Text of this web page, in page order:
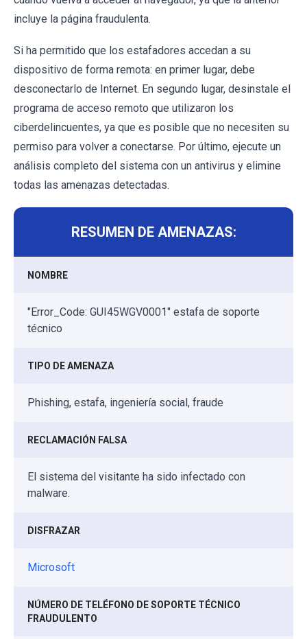
incluye la página fraudulenta.
Si ha permitido que los estafadores accedan a su
dispositivo de forma remota: en primer lugar, debe
desconectarlo de Internet. En segundo lugar, desinstale el
programa de acceso remoto que utilizaron los
ciberdelincuentes, ya que es posible que no necesiten su
permiso para volver a conectarse. Por último, ejecute un
análisis completo del sistema con un antivirus y elimine
todas las amenazas detectadas.
RESUMEN DE AMENAZAS:
NOMBRE
"Error_Code: GUI45WGV0001" estafa de soporte
técnico
TIPO DE AMENAZA
Phishing, estafa, ingeniería social, fraude
RECLAMACIÓN FALSA
El sistema del visitante ha sido infectado con
malware.
DISFRAZAR
Microsoft
NÚMERO DE TELÉFONO DE SOPORTE TÉCNICO
FRAUDULENTO